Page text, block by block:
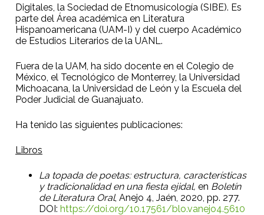
Digitales, la Sociedad de Etnomusicología (SIBE). Es
parte del Área académica en Literatura
Hispanoamericana (UAM-I) y del cuerpo Académico
de Estudios Literarios de la UANL.
Fuera de la UAM, ha sido docente en el Colegio de
México, el Tecnológico de Monterrey, la Universidad
Michoacana, la Universidad de León y la Escuela del
Poder Judicial de Guanajuato.
Ha tenido las siguientes publicaciones:
Libros
La topada de poetas: estructura, características
y tradicionalidad en una fiesta ejidal, en Boletín
de Literatura Oral, Anejo 4, Jaén, 2020, pp. 277.
DOI: https://doi.org/10.17561/blo.vanejo4.5610